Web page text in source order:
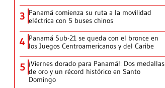
3 Panamá comienza su ruta a la movilidad
eléctrica con 5 buses chinos
4 Panamá Sub-21 se queda con el bronce en
los Juegos Centroamericanos y del Caribe
5 ¡Viernes dorado para Panamá!: Dos medallas
de oro y un récord histórico en Santo
Domingo